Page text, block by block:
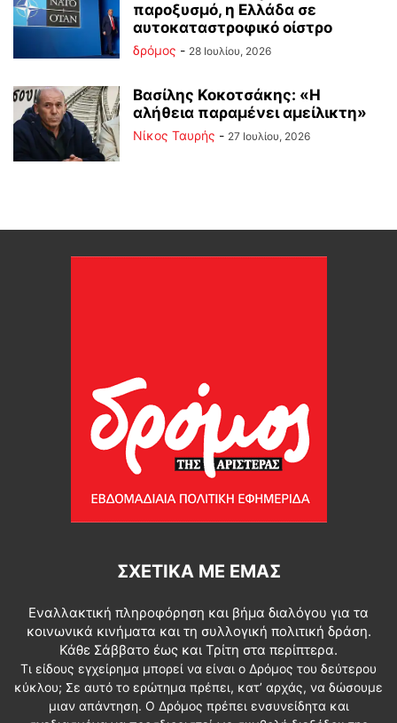
παροξυσμό, η Ελλάδα σε
αυτοκαταστροφικό οίστρο
δρόμος - 28 Ιουλίου, 2026
Βασίλης Κοκοτσάκης: «Η
αλήθεια παραμένει αμείλικτη»
Νίκος Ταυρής - 27 Ιουλίου, 2026
ΣΧΕΤΙΚΆ ΜΕ ΕΜΆΣ
Εναλλακτική πληροφόρηση και βήμα διαλόγου για τα
κοινωνικά κινήματα και τη συλλογική πολιτική δράση.
Κάθε Σάββατο έως και Τρίτη στα περίπτερα.
Τι είδους εγχείρημα μπορεί να είναι ο Δρόμος του δεύτερου
κύκλου; Σε αυτό το ερώτημα πρέπει, κατ’ αρχάς, να δώσουμε
μιαν απάντηση. Ο Δρόμος πρέπει ενσυνείδητα και